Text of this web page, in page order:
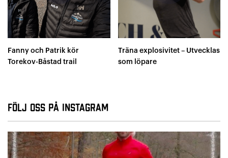
Fanny och Patrik kör
Torekov-Båstad trail
Träna explosivitet – Utvecklas
som löpare
Följ oss på Instagram